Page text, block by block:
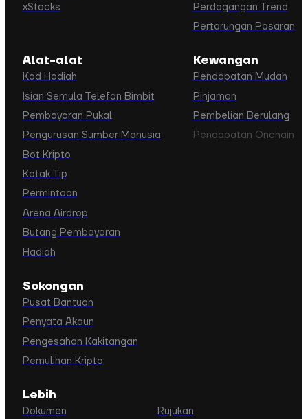
xStocks
Perdagangan Trend
Pertarungan Pasaran
Alat-alat
Kad Hadiah
Isian Semula Telefon Bimbit
Pembayaran Pukal
Pengurusan Sumber Manusia
Bot Kripto
Kotak Tip
Permintaan
Arena Airdrop
Butang Pembayaran
Hadiah
Kewangan
Pendapatan Mudah
Pinjaman
Pembelian Berulang
Pendapatan Onchain
Sokongan
Pusat Bantuan
Penyata Akaun
Pengesahan Kakitangan
Pemulihan Kripto
Lebih
Dokumen
Rujukan